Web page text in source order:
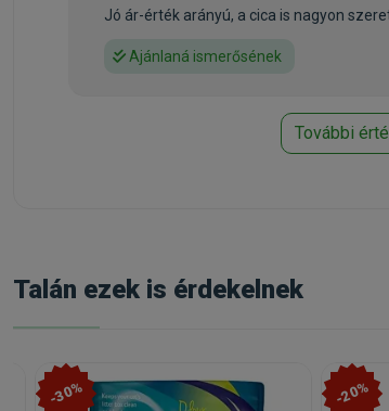
Jó ár-érték arányú, a cica is nagyon
Ajánlaná ismerősének
További
Talán ezek is érdekelnek
-30% -20%